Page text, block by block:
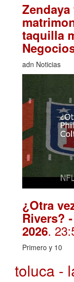
taquilla
adn Noticias
¿Otra
Rivers?
2026.
Primero y 10
toluca -